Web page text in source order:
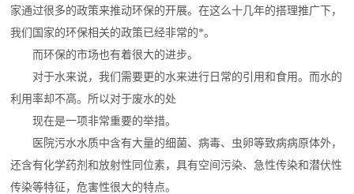
家通过很多的政策来推动环保的开展。在这么十几年的搭理推广下，
我们国家的环保相关的政策已经非常的*。
而环保的市场也有着很大的进步。
对于水来说，我们需要更的水来进行日常的引用和食用。而水的
利用率却不高。所以对于废水的处
现在是一项非常重要的举措。
医院污水水质中含有大量的细菌、病毒、虫卵等致病病原体外，
还含有化学药剂和放射性同位素，具有空间污染、急性传染和潜伏性
传染等特征，危害性很大的特点。